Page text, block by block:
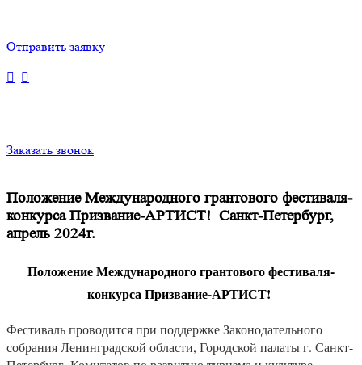
Отправить заявку
Заказать звонок
Положение Международного грантового фестиваля-
конкурса Призвание-АРТИСТ! Санкт-Петербург,
апрель 2024г.
Положение Международного грантового фестиваля-
конкурсаПризвание-АРТИСТ!
Фестиваль проводится при поддержке Законодательного
собрания Ленинградской области, Городской палаты г. Санкт-